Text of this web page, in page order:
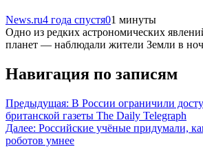
News.ru4 года спустя01 минуты
Одно из редких астрономических
планет — наблюдали жители Земли в
Навигация по записям
Предыдущая: В России ограничили
британской газеты The Daily Telegraph
Далее: Российские учёные придумали,
роботов умнее